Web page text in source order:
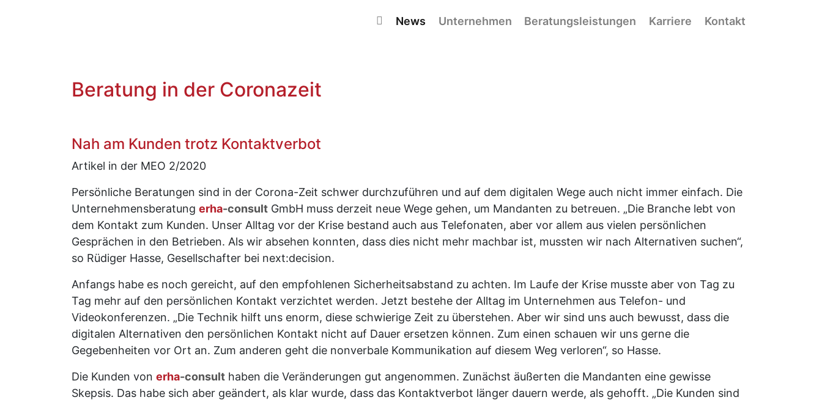
News
Unternehmen Beratungsleistungen Karriere Kontakt
Beratung in der Coronazeit
Nah am Kunden trotz Kontaktverbot
Artikel in der MEO 2/2020
Persönliche Beratungen sind in der Corona-Zeit schwer durchzuführen und auf dem digitalen Wege auch nicht immer einfach. Die
Unternehmensberatung erha-consult GmbH muss derzeit neue Wege gehen, um Mandanten zu betreuen. „Die Branche lebt von
dem Kontakt zum Kunden. Unser Alltag vor der Krise bestand auch aus Telefonaten, aber vor allem aus vielen persönlichen
Gesprächen in den Betrieben. Als wir absehen konnten, dass dies nicht mehr machbar ist, mussten wir nach Alternativen suchen“,
so Rüdiger Hasse, Gesellschafter bei next:decision.
Anfangs habe es noch gereicht, auf den empfohlenen Sicherheitsabstand zu achten. Im Laufe der Krise musste aber von Tag zu
Tag mehr auf den persönlichen Kontakt verzichtet werden. Jetzt bestehe der Alltag im Unternehmen aus Telefon- und
Videokonferenzen. „Die Technik hilft uns enorm, diese schwierige Zeit zu überstehen. Aber wir sind uns auch bewusst, dass die
digitalen Alternativen den persönlichen Kontakt nicht auf Dauer ersetzen können. Zum einen schauen wir uns gerne die
Gegebenheiten vor Ort an. Zum anderen geht die nonverbale Kommunikation auf diesem Weg verloren“, so Hasse.
Die Kunden von erha-consult haben die Veränderungen gut angenommen. Zunächst äußerten die Mandanten eine gewisse
Skepsis. Das habe sich aber geändert, als klar wurde, dass das Kontaktverbot länger dauern werde, als gehofft. „Die Kunden sind